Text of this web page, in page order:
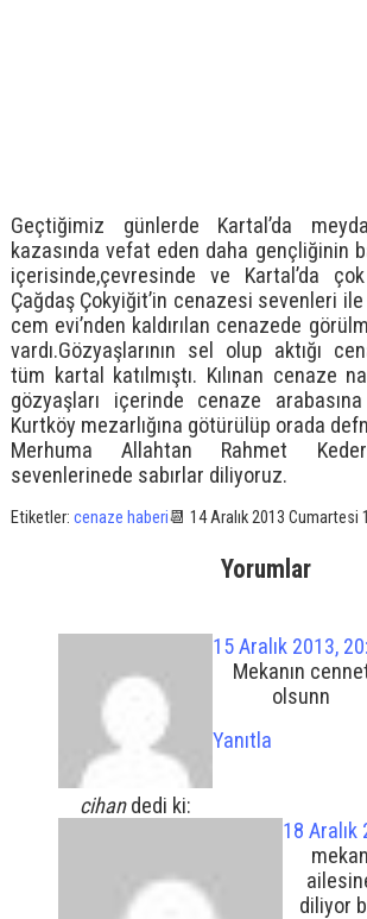
Geçtiğimiz günlerde Kartal’da
kazasında vefat eden daha gençliğinin
içerisinde,çevresinde ve Kartal’da
Çağdaş Çokyiğit’in cenazesi sevenleri ile
cem evi’nden kaldırılan cenazede
vardı.Gözyaşlarının sel olup aktığı
tüm kartal katılmıştı. Kılınan cenaze
gözyaşları içerinde cenaze
Kurtköy mezarlığına götürülüp orada
Merhuma Allahtan Rahmet
sevenlerinede sabırlar diliyoruz.
Etiketler: cenaze haberi📆 14 Aralık 2013
Yorumlar
cihan dedi ki:
15 Aralık 2013,
Mekanın
olsunn
Yanıtla
18 Aralık
diliyor